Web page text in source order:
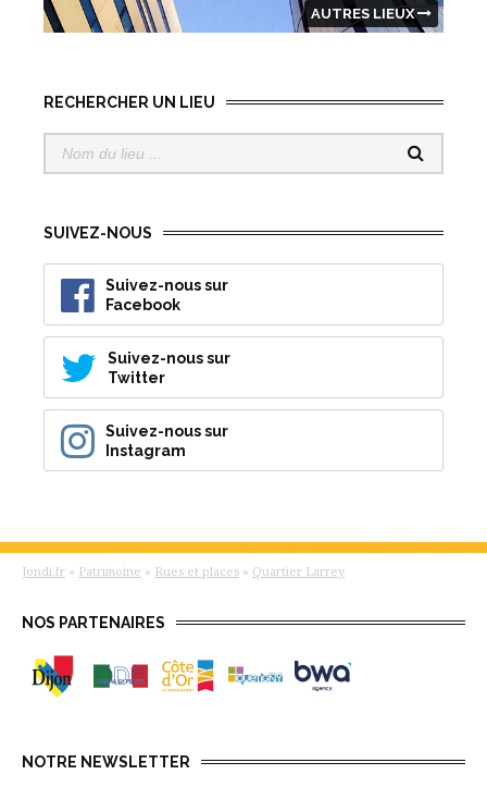
AUTRES LIEUX
RECHERCHER UN LIEU
SUIVEZ-NOUS
Suivez-nous sur
Facebook
Suivez-nous sur
Twitter
Suivez-nous sur
Instagram
Jondi.fr » Patrimoine » Rues et places » Quartier Larrey
NOS PARTENAIRES
NOTRE NEWSLETTER